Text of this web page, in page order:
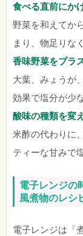
食べる直前にか
野菜を和えてか
まり、物足りな
香味野菜をプラ
大葉、みょうが
効果で塩分が少
酸味の種類を変
米酢の代わりに
ティーな甘みで
電子レンジの
風煮物のレシ
電子レンジは「